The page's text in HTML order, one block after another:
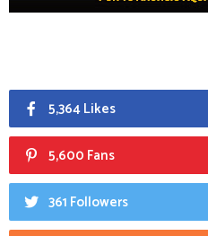
5,364 Likes
5,600 Fans
361 Followers